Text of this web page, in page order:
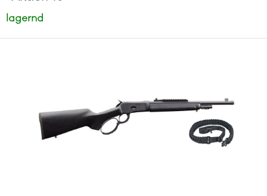
lagernd